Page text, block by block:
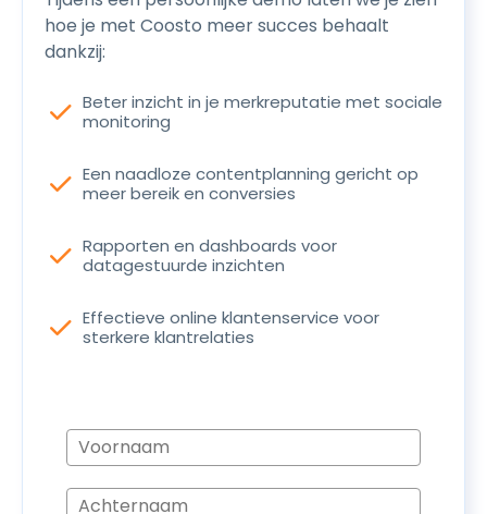
hoe je met Coosto meer succes behaalt
dankzij:
check Beter inzicht in je merkreputatie met sociale
monitoring
Een naadloze contentplanning gericht op
meer bereik en conversies
check
Rapporten en dashboards voor
datagestuurde inzichten
check
Effectieve online klantenservice voor
sterkere klantrelaties
check